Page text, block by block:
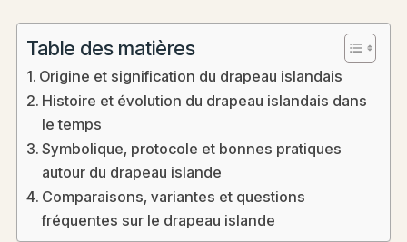
Table des matières
Origine et signification du drapeau islandais
Histoire et évolution du drapeau islandais dans
le temps
Symbolique, protocole et bonnes pratiques
autour du drapeau islande
Comparaisons, variantes et questions
fréquentes sur le drapeau islande